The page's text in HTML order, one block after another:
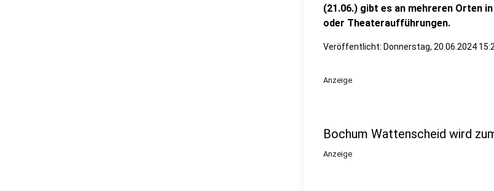
(21.06.) gibt es an mehreren Orten
oder Theateraufführungen.
Veröffentlicht: Donnerstag, 20.06.2024
Anzeige
Bochum Wattenscheid wird
Anzeige